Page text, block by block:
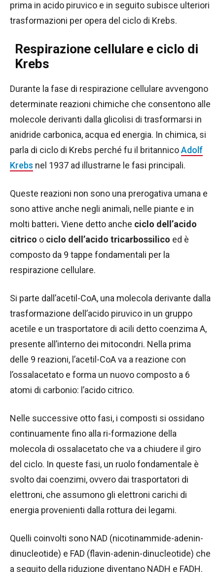
prima in acido piruvico e in seguito subisce ulteriori
trasformazioni per opera del ciclo di Krebs.
Respirazione cellulare e ciclo di
Krebs
Durante la fase di respirazione cellulare avvengono
determinate reazioni chimiche che consentono alle
molecole derivanti dalla glicolisi di trasformarsi in
anidride carbonica, acqua ed energia. In chimica, si
parla di ciclo di Krebs perché fu il britannicoAdolf
Krebs nel 1937 ad illustrarne le fasi principali.
Queste reazioni non sono una prerogativa umana e
sono attive anche negli animali, nelle piante e in
molti batteri. Viene detto anche ciclo dell’acido
citrico o ciclo dell’acido tricarbossilico ed è
composto da 9 tappe fondamentali per la
respirazione cellulare.
Si parte dall’acetil-CoA, una molecola derivante dalla
trasformazione dell’acido piruvico in un gruppo
acetile e un trasportatore di acili detto coenzima A,
presente all’interno dei mitocondri. Nella prima
delle 9 reazioni, l’acetil-CoA va a reazione con
l’ossalacetato e forma un nuovo composto a 6
atomi di carbonio: l’acido citrico.
Nelle successive otto fasi, i composti si ossidano
continuamente fino alla ri-formazione della
molecola di ossalacetato che va a chiudere il giro
del ciclo. In queste fasi, un ruolo fondamentale è
svolto dai coenzimi, ovvero dai trasportatori di
elettroni, che assumono gli elettroni carichi di
energia provenienti dalla rottura dei legami.
Quelli coinvolti sono NAD (nicotinammide-adenin-
dinucleotide) e FAD (flavin-adenin-dinucleotide) che
a seguito della riduzione diventano NADH e FADH.